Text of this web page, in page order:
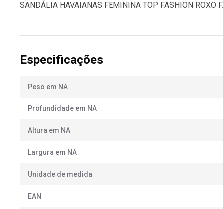
SANDÁLIA HAVAIANAS FEMININA TOP FASHION ROXO
Especificações
Peso em NA
Profundidade em NA
Altura em NA
Largura em NA
Unidade de medida
EAN